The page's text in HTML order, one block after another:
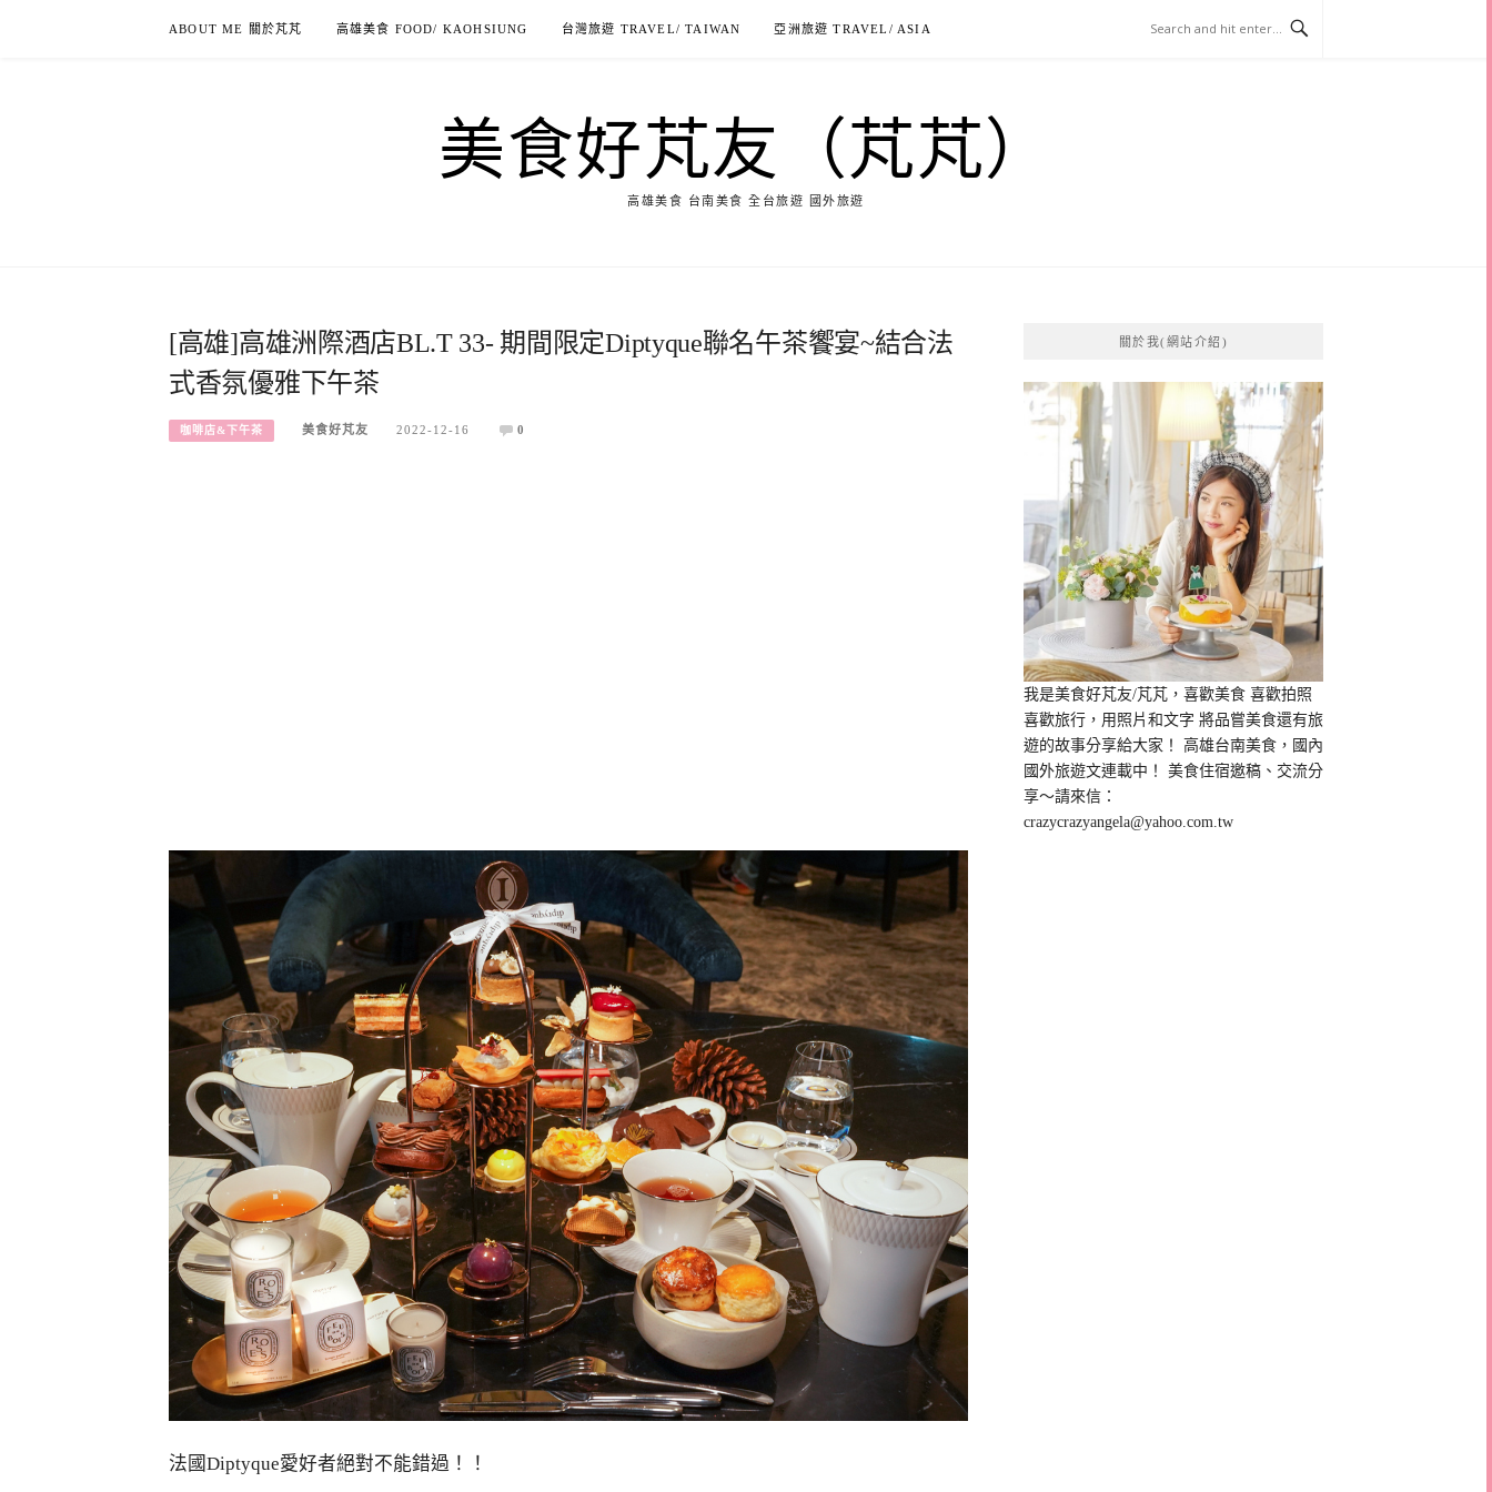
ABOUT ME 關於芃芃 高雄美食 FOOD/ KAOHSIUNG 台灣旅遊 TRAVEL/ TAIWAN 亞洲旅遊 TRAVEL/ ASIA
美食好芃友（芃芃）
高雄美食 台南美食 全台旅遊 國外旅遊
[高雄]高雄洲際酒店BL.T 33- 期間限定Diptyque聯名午茶饗宴~結合法
式香氛優雅下午茶
咖啡店&下午茶 美食好芃友 2022-12-16 0
法國Diptyque愛好者絕對不能錯過！！
關於我(網站介紹)
我是美食好芃友/芃芃，喜歡美食 喜歡拍照
喜歡旅行，用照片和文字 將品嘗美食還有旅
遊的故事分享給大家！ 高雄台南美食，國內
國外旅遊文連載中！ 美食住宿邀稿、交流分
享～請來信：
crazycrazyangela@yahoo.com.tw